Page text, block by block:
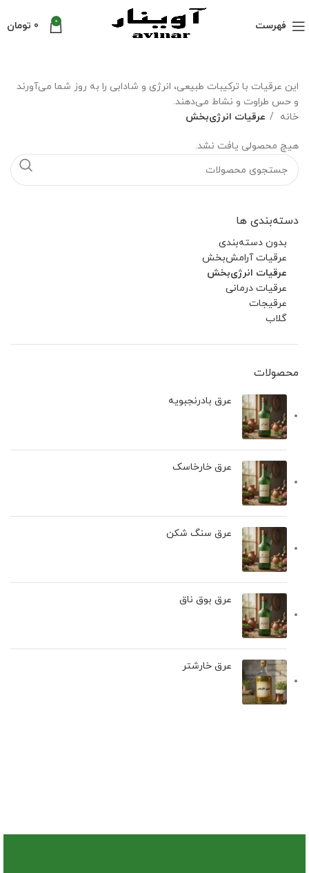
فهرست 0
0 تومان
دسته‌بندی ها
بدون دسته‌بندی
عرقیات آرامش‌بخش
عرقیات انرژی‌بخش
عرقیات درمانی
عرقیجات
گلاب
محصولات
عرق بادرنجبويه
عرق خارخاسک
عرق سنگ شکن
عرق بوق ناق
عرق خارشتر
این عرقیات با ترکیبات طبیعی، انرژی و شادابی را به روز شما می‌آورند
و حس طراوت و نشاط می‌دهند.
خانه
عرقیات انرژی‌بخش
هیچ محصولی یافت نشد.